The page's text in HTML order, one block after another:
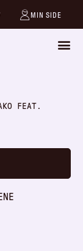
MIN SIDE
FEAT.